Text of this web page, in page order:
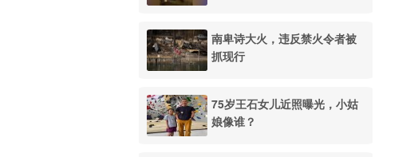
南卑诗大火，违反禁火令者被
抓现行
75岁王石女儿近照曝光，小姑
娘像谁？